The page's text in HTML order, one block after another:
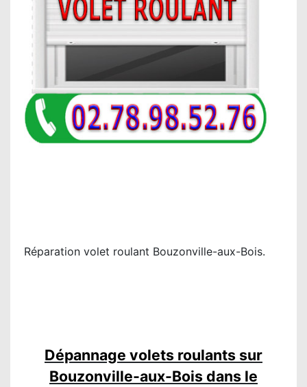
Réparation volet roulant Bouzonville-aux-Bois.
Dépannage volets roulants sur
Bouzonville-aux-Bois dans le